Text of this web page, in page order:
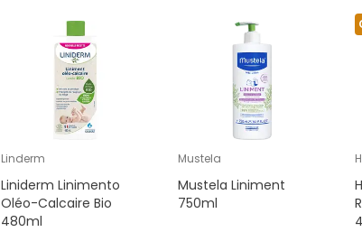
Linderm
Liniderm Linimento
Oléo-Calcaire Bio
480ml
Mustela
Mustela Liniment
750ml